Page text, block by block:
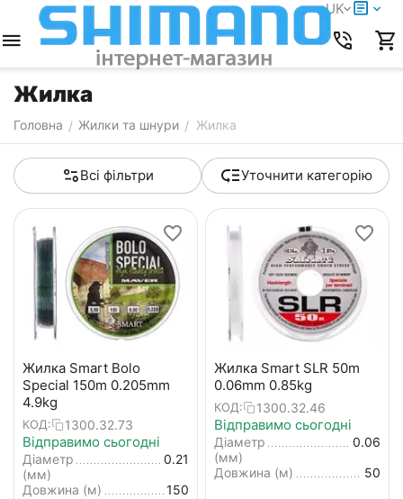
UK
Жилка
Головна / Жилки та шнури / Жилка
Всі фільтри Уточнити категорію
Жилка Smart Bolo
Special 150m 0.205mm
4.9kg
КОД: 1300.32.73
Відправимо сьогодні
Діаметр
(мм)
0.21
Довжина (м)
150
Жилка Smart SLR 50m
0.06mm 0.85kg
КОД: 1300.32.46
Відправимо сьогодні
Діаметр
(мм)
0.06
Довжина (м)
50